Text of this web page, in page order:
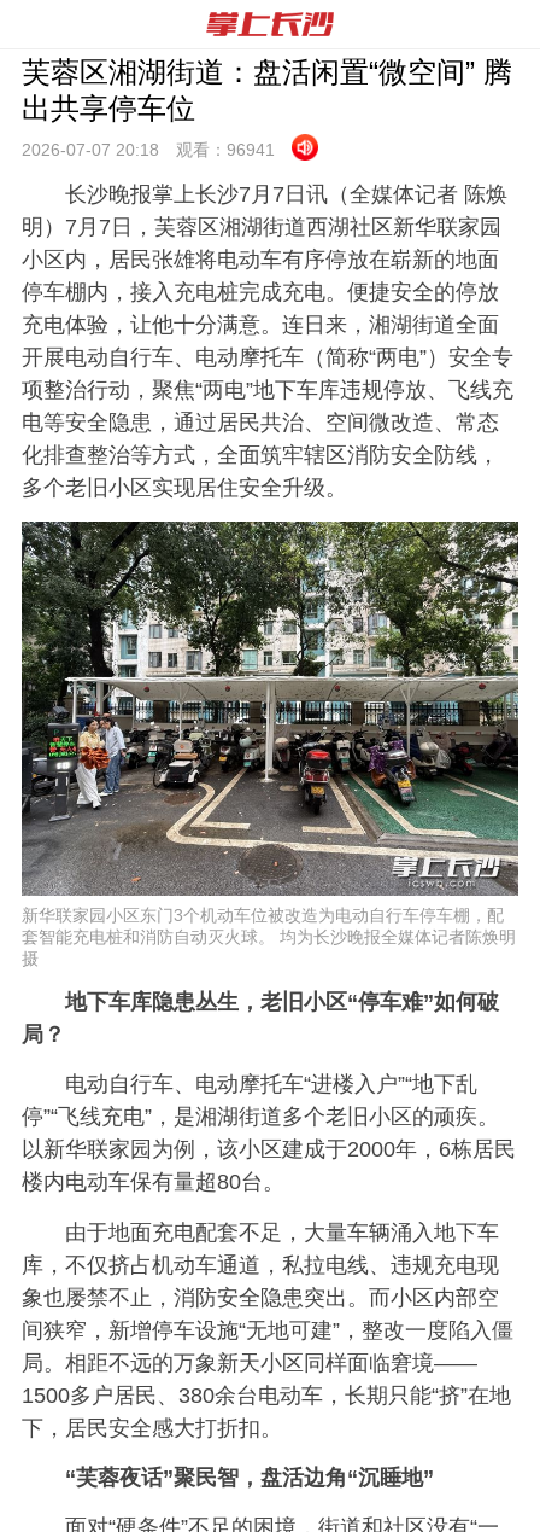
芙蓉区湘湖街道：盘活闲置“微空间” 腾
出共享停车位
2026-07-07 20:18 观看： 96941
长沙晚报掌上长沙7月7日讯（全媒体记者 陈焕
明）7月7日，芙蓉区湘湖街道西湖社区新华联家园
小区内，居民张雄将电动车有序停放在崭新的地面
停车棚内，接入充电桩完成充电。便捷安全的停放
充电体验，让他十分满意。连日来，湘湖街道全面
开展电动自行车、电动摩托车（简称“两电”）安全专
项整治行动，聚焦“两电”地下车库违规停放、飞线充
电等安全隐患，通过居民共治、空间微改造、常态
化排查整治等方式，全面筑牢辖区消防安全防线，
多个老旧小区实现居住安全升级。
新华联家园小区东门3个机动车位被改造为电动自行车停车棚，配
套智能充电桩和消防自动灭火球。 均为长沙晚报全媒体记者陈焕明
摄
地下车库隐患丛生，老旧小区“停车难”如何破
局？
电动自行车、电动摩托车“进楼入户”“地下乱
停”“飞线充电”，是湘湖街道多个老旧小区的顽疾。
以新华联家园为例，该小区建成于2000年，6栋居民
楼内电动车保有量超80台。
由于地面充电配套不足，大量车辆涌入地下车
库，不仅挤占机动车通道，私拉电线、违规充电现
象也屡禁不止，消防安全隐患突出。而小区内部空
间狭窄，新增停车设施“无地可建”，整改一度陷入僵
局。相距不远的万象新天小区同样面临窘境——
1500多户居民、380余台电动车，长期只能“挤”在地
下，居民安全感大打折扣。
“芙蓉夜话”聚民智，盘活边角“沉睡地”